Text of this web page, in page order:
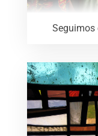
Seguimos